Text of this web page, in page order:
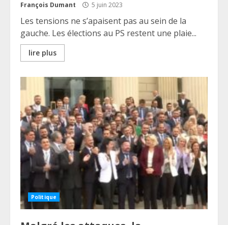
François Dumant 5 juin 2023
Les tensions ne s’apaisent pas au sein de la
gauche. Les élections au PS restent une plaie...
lire plus
Politique